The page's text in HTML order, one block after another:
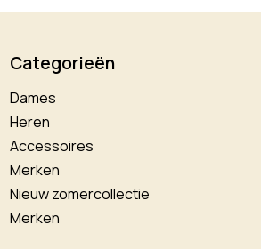
Categorieën
Dames
Heren
Accessoires
Merken
Nieuw zomercollectie
Merken